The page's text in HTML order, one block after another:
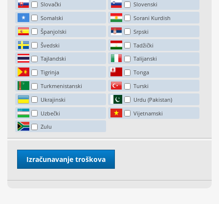
Slovački
Slovenski
Somalski
Sorani Kurdish
Španjolski
Srpski
Švedski
Tadžički
Tajlandski
Talijanski
Tigrinja
Tonga
Turkmenistanski
Turski
Ukrajinski
Urdu (Pakistan)
Uzbečki
Vijetnamski
Zulu